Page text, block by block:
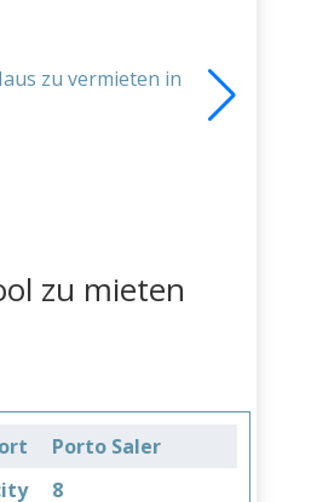
zu mieten
Porto Saler
8